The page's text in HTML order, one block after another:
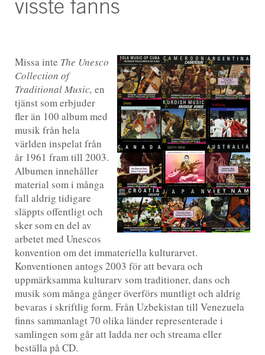
visste fanns
Missa inte The Unesco
Collection of
Traditional Music, en
tjänst som erbjuder
fler än 100 album med
musik från hela
världen inspelat från
år 1961 fram till 2003.
Albumen innehåller
material som i många
fall aldrig tidigare
släppts offentligt och
sker som en del av
arbetet med Unescos
konvention om det immateriella kulturarvet.
Konventionen antogs 2003 för att bevara och
uppmärksamma kulturarv som traditioner, dans och
musik som många gånger överförs muntligt och aldrig
bevaras i skriftlig form. Från Uzbekistan till Venezuela
finns sammanlagt 70 olika länder representerade i
samlingen som går att ladda ner och streama eller
beställa på CD.